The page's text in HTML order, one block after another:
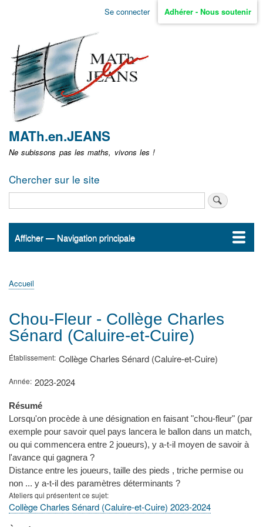
Aller
non
identifié
Se connecter Adhérer - Nous soutenir
MATh.en.JEANS
Ne subissons pas les maths, vivons les !
Chercher sur le site
Navigation
Afficher — Navigation principale
Accueil
ActualitésMATh.en.JEANS ?
Régions et Ateliers
Créer, gérer un atelier
Sujets/Publications
Congrès
d'Ariane
Accueil
Chou-Fleur - Collège Charles
Sénard (Caluire-et-Cuire)
Établissement Collège Charles Sénard (Caluire-et-Cuire)
Année 2023-2024
Résumé
Lorsqu'on procède à une désignation en faisant "chou-fleur" (par
exemple pour savoir quel pays lancera le ballon dans un match,
ou qui commencera entre 2 joueurs), y a-t-il moyen de savoir à
l'avance qui gagnera ?
Distance entre les joueurs, taille des pieds , triche permise ou
non ... y a-t-il des paramètres déterminants ?
Ateliers qui présentent ce sujet
Collège Charles Sénard (Caluire-et-Cuire) 2023-2024